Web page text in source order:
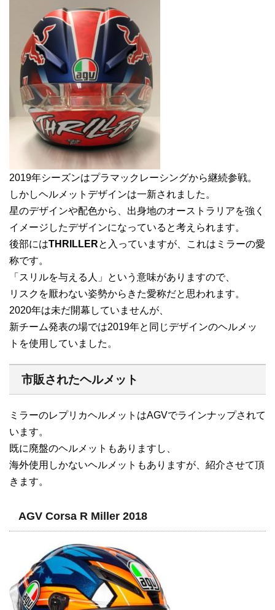
2019年シーズンはプラマックレーシングから継続参戦。
しかしヘルメットデザインは一新されました。
星のデザインや配色から、出身地のオーストラリアを強く
イメージしたデザインになっていると考えられます。
後部にはTHRILLERと入っていますが、これはミラーの愛
称です。
「スリルを与える人」という意味がありますので、
リスクを厭わない姿勢からきた愛称だと思われます。
2020年は未だ開幕していませんが、
新チーム発表の場では2019年と同じデザインのヘルメッ
トを使用していました。
市販されたヘルメット
ミラーのレプリカヘルメットはAGVでラインナップされて
います。
既に廃盤のヘルメットもありますし、
海外使用しかないヘルメットもありますが、紹介させて頂
きます。
AGV Corsa R Miller 2018